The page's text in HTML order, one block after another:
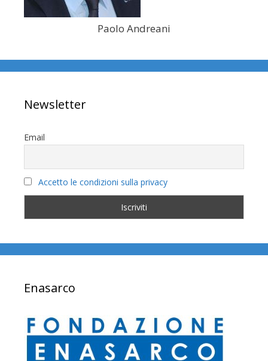
Paolo Andreani
Newsletter
Email
Accetto le condizioni sulla privacy
Enasarco